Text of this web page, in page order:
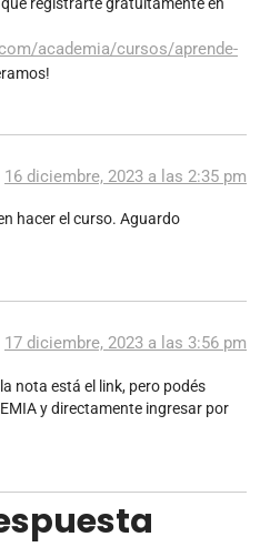
academia/cursos/aprende-
16 diciembre, 2023 a las 2:35 pm
hacer el curso. Aguardo
17 diciembre, 2023 a las 3:56 pm
nota está el link, pero podés
y directamente ingresar por